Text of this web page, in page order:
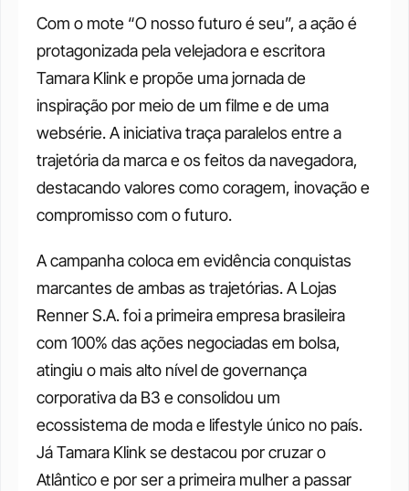
Com o mote “O nosso futuro é seu”, a ação é
protagonizada pela velejadora e escritora
Tamara Klink e propõe uma jornada de
inspiração por meio de um filme e de uma
websérie. A iniciativa traça paralelos entre a
trajetória da marca e os feitos da navegadora,
destacando valores como coragem, inovação e
compromisso com o futuro.
A campanha coloca em evidência conquistas
marcantes de ambas as trajetórias. A Lojas
Renner S.A. foi a primeira empresa brasileira
com 100% das ações negociadas em bolsa,
atingiu o mais alto nível de governança
corporativa da B3 e consolidou um
ecossistema de moda e lifestyle único no país.
Já Tamara Klink se destacou por cruzar o
Atlântico e por ser a primeira mulher a passar